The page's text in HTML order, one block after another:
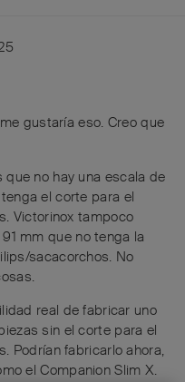
gustaría eso. Creo que
no hay una escala de
el corte para el
Victorinox tampoco
mm que no tenga la
sacacorchos. No
real de fabricar uno
sin el corte para el
Podrían fabricarlo ahora,
el Companion Slim X.